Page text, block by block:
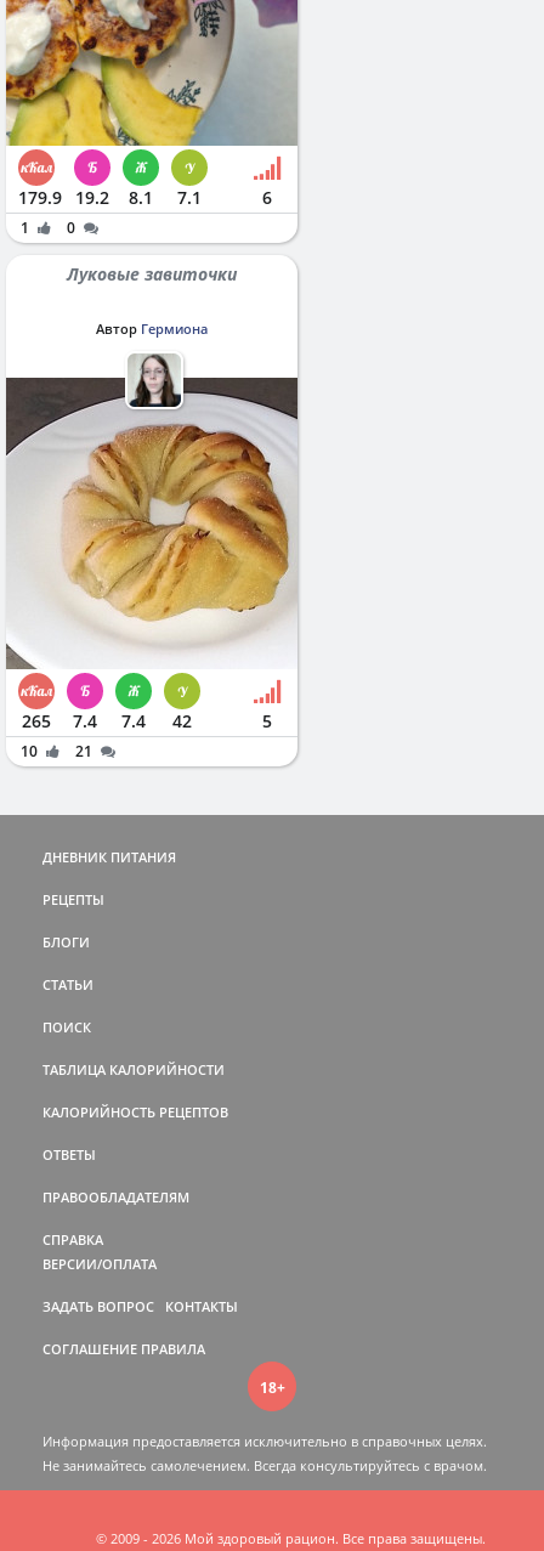
179.9 19.2 8.1 7.1 6
1 0
Луковые завиточки
Автор Гермиона
265 7.4 7.4 42 5
10 21
ДНЕВНИК ПИТАНИЯ
РЕЦЕПТЫ
БЛОГИ
СТАТЬИ
ПОИСК
ТАБЛИЦА КАЛОРИЙНОСТИ
КАЛОРИЙНОСТЬ РЕЦЕПТОВ
ОТВЕТЫ
ПРАВООБЛАДАТЕЛЯМ
СПРАВКА
ВЕРСИИ/ОПЛАТА
ЗАДАТЬ ВОПРОС КОНТАКТЫ
СОГЛАШЕНИЕ ПРАВИЛА
18+
Информация предоставляется исключительно в справочных целях.
Не занимайтесь самолечением. Всегда консультируйтесь c врачом.
© 2009 - 2026 Мой здоровый рацион. Все права защищены.